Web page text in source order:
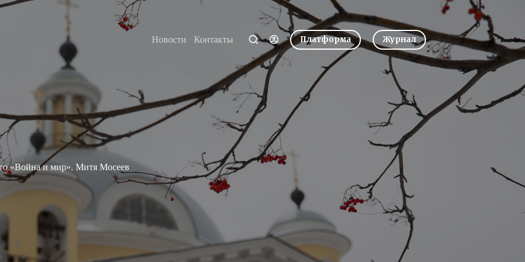
Новости Контакты Платформа Журнал
«Война и мир». Митя Мосеев